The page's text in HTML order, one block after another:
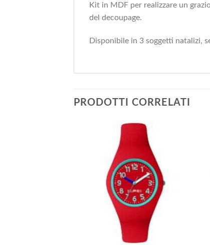
Kit in MDF per realizzare un
del decoupage.
Disponibile in 3 soggetti natalizi,
PRODOTTI CORRELATI